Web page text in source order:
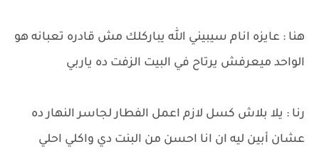
هنا : عايزه انام سيبيني الله يباركلك مش قادره تعبانه هو
الواحد ميعرفش يرتاح في البيت الزفت ده ياربي
رنا : يلا بلاش كسل لازم اعمل الفطار لجاسر النهار ده
عشان أبين ليه ان انا احسن من البنت دي واكلي احلي